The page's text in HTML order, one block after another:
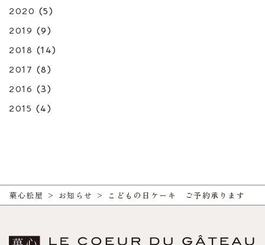
2020 (5)
2019 (9)
2018 (14)
2017 (8)
2016 (3)
2015 (4)
菓心松屋 > お知らせ > こどもの日ケーキ ご予約承ります